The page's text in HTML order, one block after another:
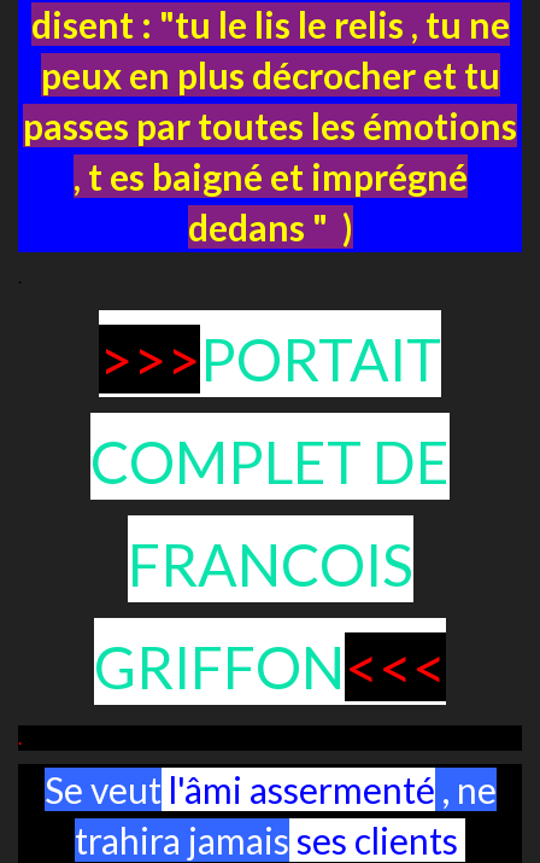
disent : "tu le lis le relis , tu ne
peux en plus décrocher et tu
passes par toutes les émotions
, t es baigné et imprégné
dedans " )
.
>>>PORTAIT
COMPLET DE
FRANCOIS
GRIFFON<<<
.
Se veut l'âmi assermenté , ne
trahira jamaisses clients